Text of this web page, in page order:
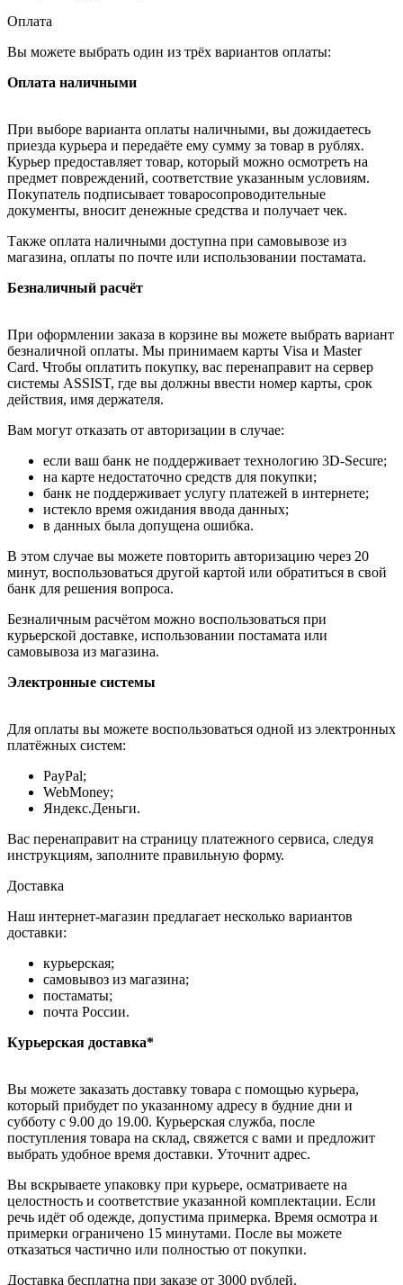
Оплата
Вы можете выбрать один из трёх вариантов оплаты:
Оплата наличными
При выборе варианта оплаты наличными, вы дожидаетесь
приезда курьера и передаёте ему сумму за товар в рублях.
Курьер предоставляет товар, который можно осмотреть на
предмет повреждений, соответствие указанным условиям.
Покупатель подписывает товаросопроводительные
документы, вносит денежные средства и получает чек.
Также оплата наличными доступна при самовывозе из
магазина, оплаты по почте или использовании постамата.
Безналичный расчёт
При оформлении заказа в корзине вы можете выбрать вариант
безналичной оплаты. Мы принимаем карты Visa и Master
Card. Чтобы оплатить покупку, вас перенаправит на сервер
системы ASSIST, где вы должны ввести номер карты, срок
действия, имя держателя.
Вам могут отказать от авторизации в случае:
если ваш банк не поддерживает технологию 3D-Secure;
на карте недостаточно средств для покупки;
банк не поддерживает услугу платежей в интернете;
истекло время ожидания ввода данных;
в данных была допущена ошибка.
В этом случае вы можете повторить авторизацию через 20
минут, воспользоваться другой картой или обратиться в свой
банк для решения вопроса.
Безналичным расчётом можно воспользоваться при
курьерской доставке, использовании постамата или
самовывоза из магазина.
Электронные системы
Для оплаты вы можете воспользоваться одной из электронных
платёжных систем:
PayPal;
WebMoney;
Яндекс.Деньги.
Вас перенаправит на страницу платежного сервиса, следуя
инструкциям, заполните правильную форму.
Доставка
Наш интернет-магазин предлагает несколько вариантов
доставки:
курьерская;
самовывоз из магазина;
постаматы;
почта России.
Курьерская доставка*
Вы можете заказать доставку товара с помощью курьера,
который прибудет по указанному адресу в будние дни и
субботу с 9.00 до 19.00. Курьерская служба, после
поступления товара на склад, свяжется с вами и предложит
выбрать удобное время доставки. Уточнит адрес.
Вы вскрываете упаковку при курьере, осматриваете на
целостность и соответствие указанной комплектации. Если
речь идёт об одежде, допустима примерка. Время осмотра и
примерки ограничено 15 минутами. После вы можете
отказаться частично или полностью от покупки.
Доставка бесплатна при заказе от 3000 рублей.